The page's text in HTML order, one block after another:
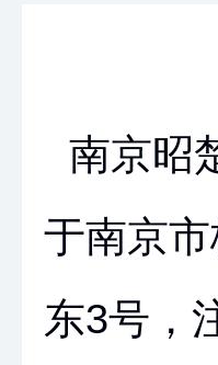
南京昭
于南京
东3号，